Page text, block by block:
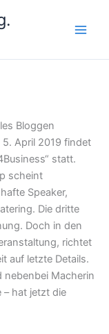
Bloggen
April 2019 findet
statt.
scheint
Speaker,
Die dritte
Doch in den
richtet
auf letzte Details.
nebenbei Macherin
– hat jetzt die